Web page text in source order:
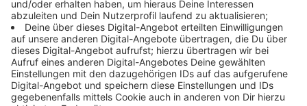
Sammelbrief.
→teddy.click/newsletter
Wie sichtbar ist dein Unternehmen wirklich?
Der Potenzial-Check dauert vier Minuten. Danach